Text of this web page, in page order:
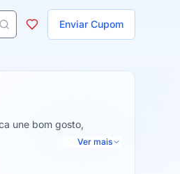
Enviar Cupom
une bom gosto,
Ver mais